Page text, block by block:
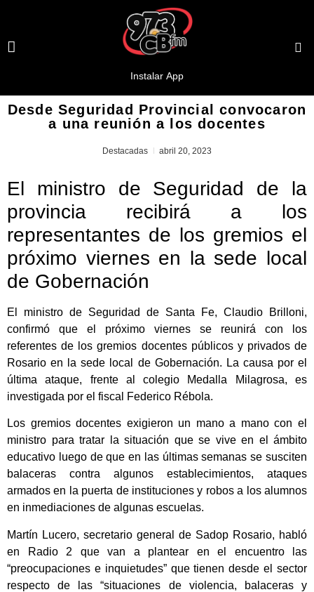
Desde Seguridad Provincial convocaron
a una reunión a los docentes
Destacadas abril 20, 2023
El ministro de Seguridad de la
provincia recibirá a los
representantes de los gremios el
próximo viernes en la sede local
de Gobernación
El ministro de Seguridad de Santa Fe, Claudio Brilloni,
confirmó que el próximo viernes se reunirá con los
referentes de los gremios docentes públicos y privados de
Rosario en la sede local de Gobernación. La causa por el
última ataque, frente al colegio Medalla Milagrosa, es
investigada por el fiscal Federico Rébola.
Los gremios docentes exigieron un mano a mano con el
ministro para tratar la situación que se vive en el ámbito
educativo luego de que en las últimas semanas se susciten
balaceras contra algunos establecimientos, ataques
armados en la puerta de instituciones y robos a los alumnos
en inmediaciones de algunas escuelas.
Martín Lucero, secretario general de Sadop Rosario, habló
en Radio 2 que van a plantear en el encuentro las
“preocupaciones e inquietudes” que tienen desde el sector
respecto de las “situaciones de violencia, balaceras y